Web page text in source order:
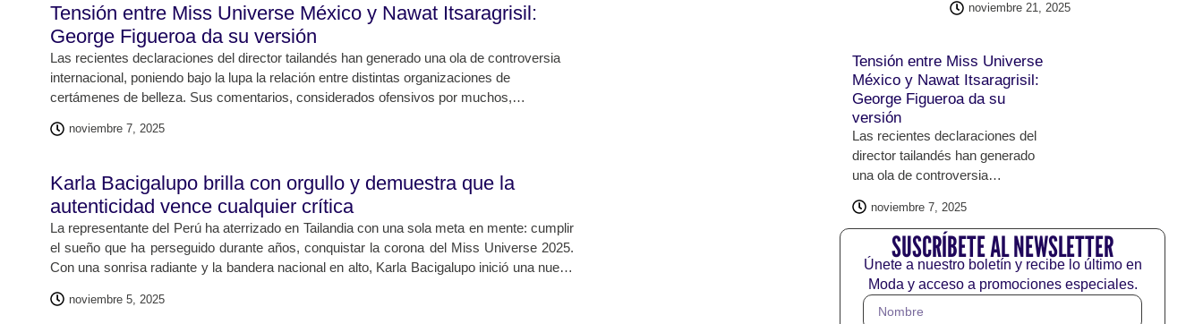
Tensión entre Miss Universe México y Nawat Itsaragrisil:
George Figueroa da su versión
Las recientes declaraciones del director tailandés han generado una ola de controversia
internacional, poniendo bajo la lupa la relación entre distintas organizaciones de
certámenes de belleza. Sus comentarios, considerados ofensivos por muchos,
miles de seguidores expresaron su rechazo ante la falta de respeto y profesionalismo.
noviembre 7, 2025
Karla Bacigalupo brilla con orgullo y demuestra que la
autenticidad vence cualquier crítica
La representante del Perú ha aterrizado en Tailandia con una sola meta en mente: cumplir
el sueño que ha perseguido durante años, conquistar la corona del Miss Universe 2025.
Con una sonrisa radiante y la bandera nacional en alto, Karla Bacigalupo inició una nueva
cualquier parte del mundo. Su llegada no solo marca el inicio de una competencia, sino
noviembre 5, 2025
que generó orgullo nacional y
victoria no solo representa un
logro individual, sino también un
nuevo capítulo para México dentro
importante del mundo. Desde el
inicio, Bosch destacó por su
elegancia, carisma y compromiso
rápidamente entre las favoritas.
noviembre 21, 2025
Tensión entre Miss Universe
México y Nawat Itsaragrisil:
George Figueroa da su
versión
Las recientes declaraciones del
director tailandés han generado
una ola de controversia
la relación entre distintas
organizaciones de certámenes de
belleza. Sus comentarios,
considerados ofensivos por
muchos, provocaron una serie de
reacciones en redes sociales y
noviembre 7, 2025
SUSCRÍBETE AL NEWSLETTER
Únete a nuestro boletín y recibe lo último en
Moda y acceso a promociones especiales.